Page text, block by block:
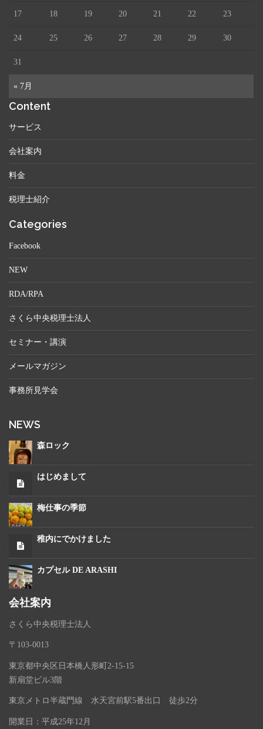
« 7月
17 18 19 20 21 22 23
24 25 26 27 28 29 30
31
Content
サービス
会社案内
料金
税理士紹介
Categories
Facebook
NEW
RDA/RPA
さくら中央税理士法人
セミナー・講演
メールマガジン
事務所見学会
NEWS
森ロック
はじめまして
梅仕事の季節
稚内にでかけました
カプセル DE ARASHI
会社案内
さくら中央税理士法人
〒103-0013
東京都中央区日本橋人形町2-15-15
新扇堂ビル3階
東京メトロ半蔵門線 水天宮前駅5番出口 徒歩2分
開業日：平成25年12月